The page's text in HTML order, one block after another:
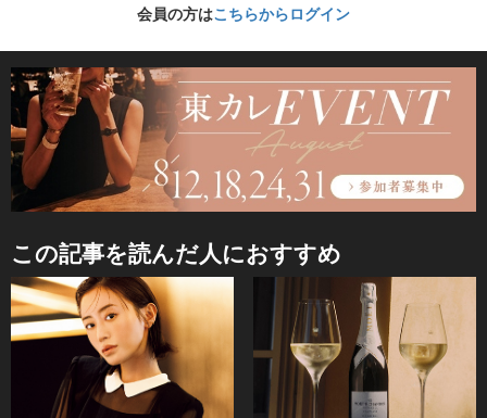
会員の方はこちらからログイン
この記事を読んだ人におすすめ